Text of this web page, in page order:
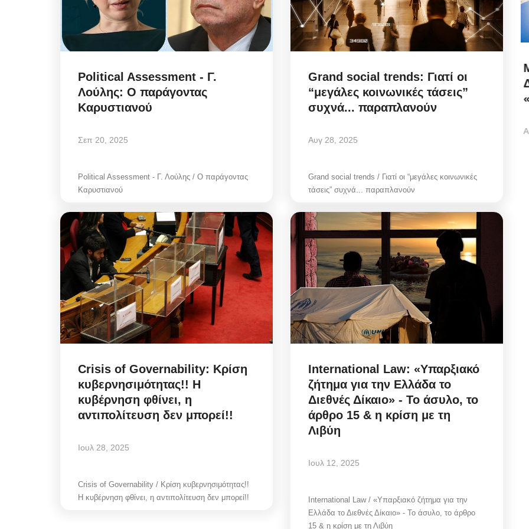
Political Assessment - Γ.
Λούλης: Ο παράγοντας
Καρυστιανού
Σεπ 20, 2025
Political Assessment - Γ. Λούλης / Ο παράγοντας
Καρυστιανού
Grand social trends: Γιατί οι
“μεγάλες κοινωνικές τάσεις”
συχνά... παραπλανούν
Αυγ 28, 2025
Grand social trends / Γιατί οι “μεγάλες κοινωνικές
τάσεις” συχνά... παραπλανούν
Crisis of Governability: Κρίση
κυβερνησιμότητας!! Η
κυβέρνηση φθίνει, η
αντιπολίτευση δεν μπορεί!!
Ιουλ 28, 2025
Crisis of Governability / Κρίση κυβερνησιμότητας!!
Η κυβέρνηση φθίνει, η αντιπολίτευση δεν μπορεί!!
International Law: «Υπαρξιακό
ζήτημα για την Ελλάδα το
Διεθνές Δίκαιο» - Το άσυλο, το
άρθρο 15 & η κρίση με τη
Λιβύη
Ιουλ 12, 2025
International Law / «Υπαρξιακό ζήτημα για την
Ελλάδα το Διεθνές Δίκαιο» - Το άσυλο, το άρθρο
15 & η κρίση με τη Λιβύη
με αστερίσκο! Να είναι alert...
Διαδικτυακά Παράκεντρα:
«Δεν...
ανάλυσης στα social media. Είναι...